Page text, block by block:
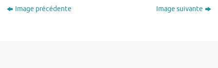
Image précédente Image suivante